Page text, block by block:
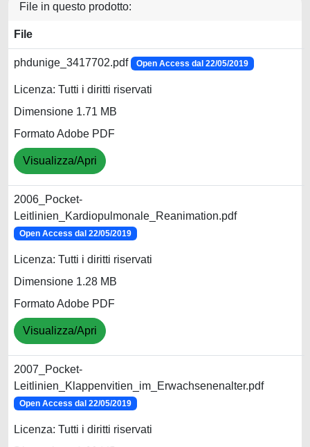
File in questo prodotto:
File
phdunige_3417702.pdf Open Access dal 22/05/2019
Licenza: Tutti i diritti riservati
Dimensione 1.71 MB
Formato Adobe PDF
Visualizza/Apri
2006_Pocket-
Leitlinien_Kardiopulmonale_Reanimation.pdf
Open Access dal 22/05/2019
Licenza: Tutti i diritti riservati
Dimensione 1.28 MB
Formato Adobe PDF
Visualizza/Apri
2007_Pocket-
Leitlinien_Klappenvitien_im_Erwachsenenalter.pdf
Open Access dal 22/05/2019
Licenza: Tutti i diritti riservati